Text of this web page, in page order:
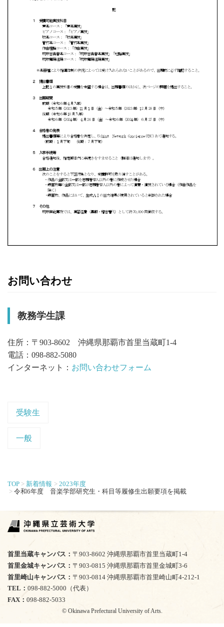
お問い合わせ
教務学生課
住所：〒903-8602 沖縄県那覇市首里当蔵町1-4
電話：098-882-5080
インターネット： お問い合わせフォーム
受験生
一般
TOP 新着情報
2023年度
令和6年度 音楽学部研究生・科目等履修生出願要項を掲載
TEL
098-882-5000（代表）
FAX
098-882-5033
© Okinawa Prefectural University of Arts.
首里当蔵キャンパス
〒903-8602 沖縄県那覇市首里当蔵町1-4
首里金城キャンパス
〒903-0815 沖縄県那覇市首里金城町3-6
首里崎山キャンパス
〒903-0814 沖縄県那覇市首里崎山町4-212-1